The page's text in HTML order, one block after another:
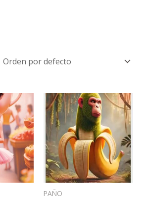
PAÑO
El
precio
original
era:
.
₡1,850
El
precio
actual
es:
.
₡1,300